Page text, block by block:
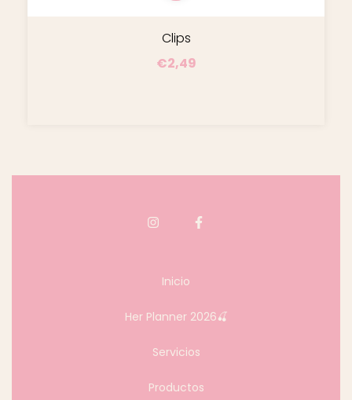
Clips
€2,49
Inicio
Her Planner 2026🍒
Servicios
Productos